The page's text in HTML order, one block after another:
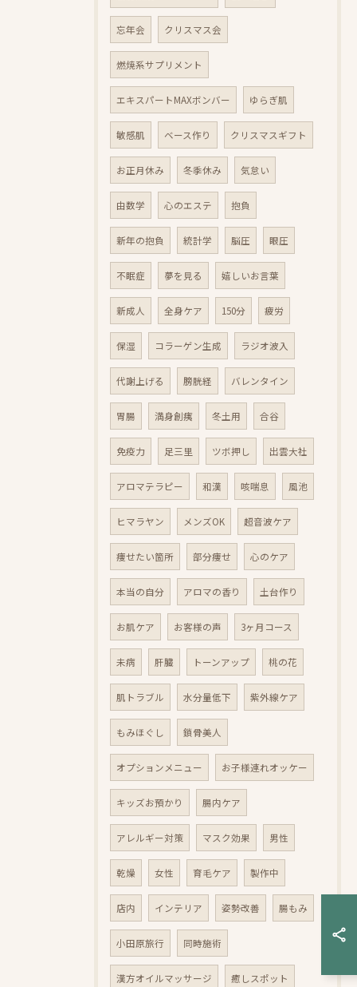
忘年会 クリスマス会
燃焼系サプリメント
エキスパートMAXボンバー ゆらぎ肌
敏感肌 ベース作り クリスマスギフト
お正月休み 冬季休み 気怠い
由数学 心のエステ 抱負
新年の抱負 統計学 脳圧 眼圧
不眠症 夢を見る 嬉しいお言葉
新成人 全身ケア 150分 疲労
保湿 コラーゲン生成 ラジオ波入
代謝上げる 膀胱経 バレンタイン
胃腸 満身創痍 冬土用 合谷
免疫力 足三里 ツボ押し 出雲大社
アロマテラピー 和漢 咳喘息 風池
ヒマラヤン メンズOK 超音波ケア
痩せたい箇所 部分痩せ 心のケア
本当の自分 アロマの香り 土台作り
お肌ケア お客様の声 3ヶ月コース
未病 肝臓 トーンアップ 桃の花
肌トラブル 水分量低下 紫外線ケア
もみほぐし 鎖骨美人
オプションメニュー お子様連れオッケー
キッズお預かり 腸内ケア
アレルギー対策 マスク効果 男性
乾燥 女性 育毛ケア 製作中
店内 インテリア 姿勢改善 腸もみ
小田原旅行 同時施術
漢方オイルマッサージ 癒しスポット